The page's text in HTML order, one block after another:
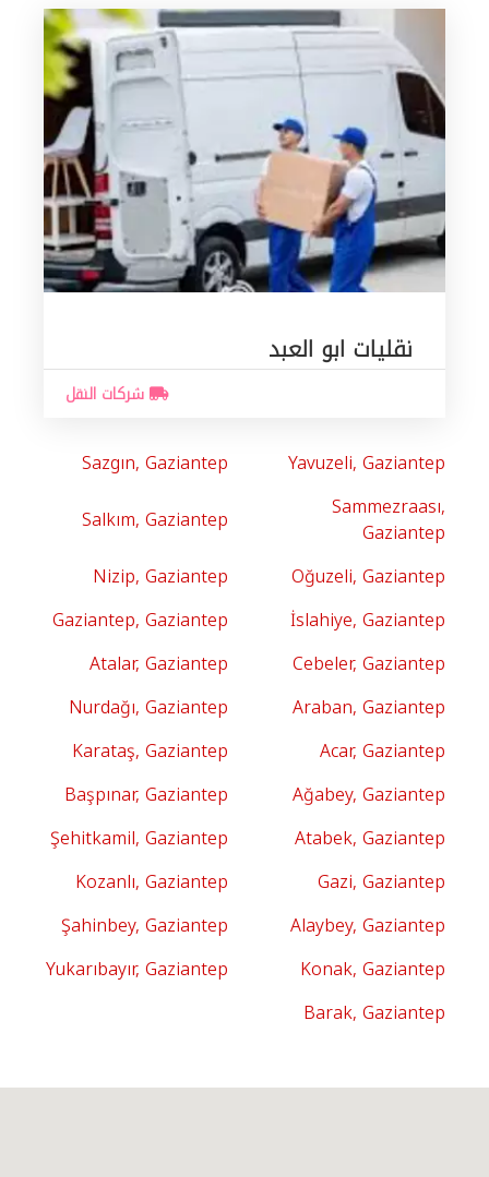
نقليات ابو العبد
شركات النقل
جميع
الأعمال
في
Gaziantep
حسب
المدن
Yavuzeli, Gaziantep
Sazgın, Gaziantep
Sammezraası,
Gaziantep
Salkım, Gaziantep
Oğuzeli, Gaziantep
Nizip, Gaziantep
İslahiye, Gaziantep
Gaziantep, Gaziantep
Cebeler, Gaziantep
Atalar, Gaziantep
Araban, Gaziantep
Nurdağı, Gaziantep
Acar, Gaziantep
Karataş, Gaziantep
Ağabey, Gaziantep
Başpınar, Gaziantep
Atabek, Gaziantep
Şehitkamil, Gaziantep
Gazi, Gaziantep
Kozanlı, Gaziantep
Alaybey, Gaziantep
Şahinbey, Gaziantep
Konak, Gaziantep
Yukarıbayır, Gaziantep
Barak, Gaziantep